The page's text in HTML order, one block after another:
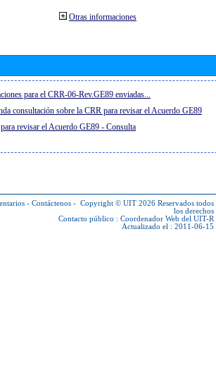
Otras informaciones
para el CRR-06-Rev.GE89 enviadas...
consultación sobre la CRR para revisar el Acuerdo GE89
revisar el Acuerdo GE89 - Consulta
- Contáctenos - Copyright © UIT 2026 Reservados todos
los derechos
Contacto público : Coordenador Web del UIT-R
Actualizado el : 2011-06-15